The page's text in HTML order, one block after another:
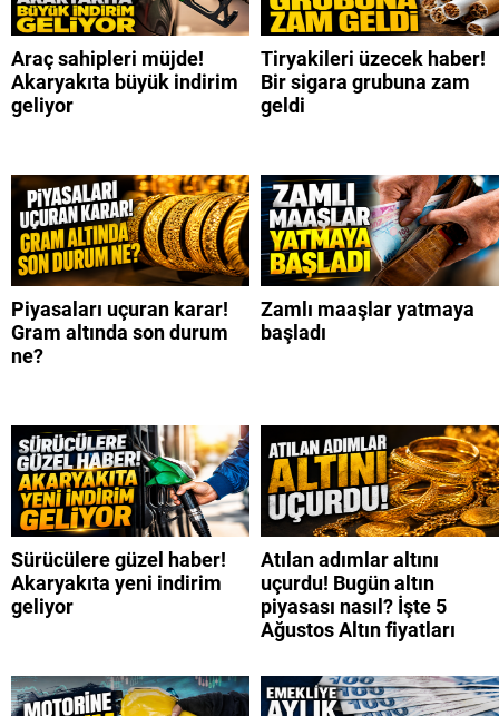
Araç sahipleri müjde!
Akaryakıta büyük indirim
geliyor
Tiryakileri üzecek haber!
Bir sigara grubuna zam
geldi
Piyasaları uçuran karar!
Gram altında son durum
ne?
Zamlı maaşlar yatmaya
başladı
Sürücülere güzel haber!
Akaryakıta yeni indirim
geliyor
Atılan adımlar altını
uçurdu! Bugün altın
piyasası nasıl? İşte 5
Ağustos Altın fiyatları